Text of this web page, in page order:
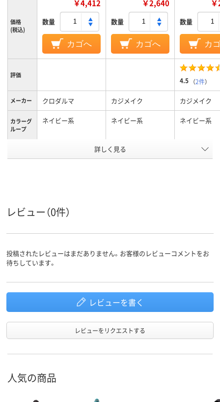
価格
(税込)
￥4,412
数量
カゴへ
￥2,640
数量
カゴへ
数量
カ
評価
4.5 （2件）
メーカー クロダルマ カジメイク カジメイク
カラーグ
ループ
ネイビー系 ネイビー系 ネイビー系
10
詳しく見る
レビュー（0件）
投稿されたレビューはまだありません。お客様のレビューコメントをお
待ちしています。
レビューを書く
レビューをリクエストする
人気の商品